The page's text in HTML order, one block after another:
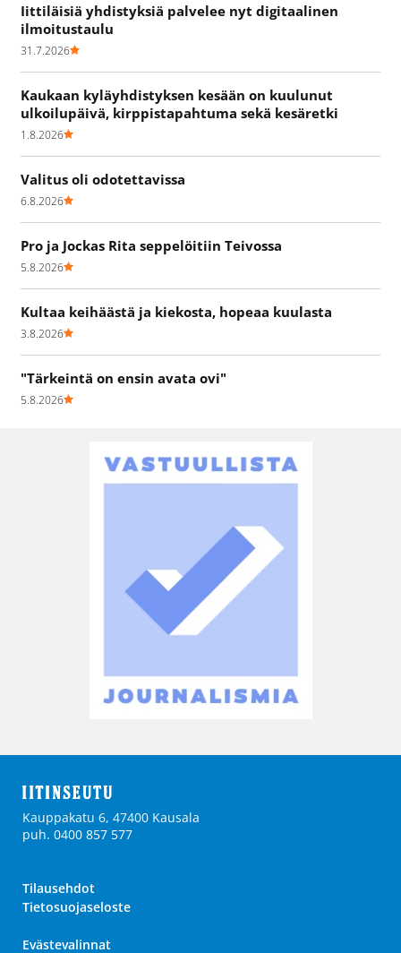
Iittiläisiä yhdistyksiä palvelee nyt digitaalinen
ilmoitustaulu
31.7.2026
Kaukaan kyläyhdistyksen kesään on kuulunut
ulkoilupäivä, kirppistapahtuma sekä kesäretki
1.8.2026
Valitus oli odotettavissa
6.8.2026
Pro ja Jockas Rita seppelöitiin Teivossa
5.8.2026
Kultaa keihäästä ja kiekosta, hopeaa kuulasta
3.8.2026
"Tärkeintä on ensin avata ovi"
5.8.2026
Kauppakatu 6, 47400 Kausala
puh. 0400 857 577
Tilausehdot
Tietosuojaseloste
Evästevalinnat